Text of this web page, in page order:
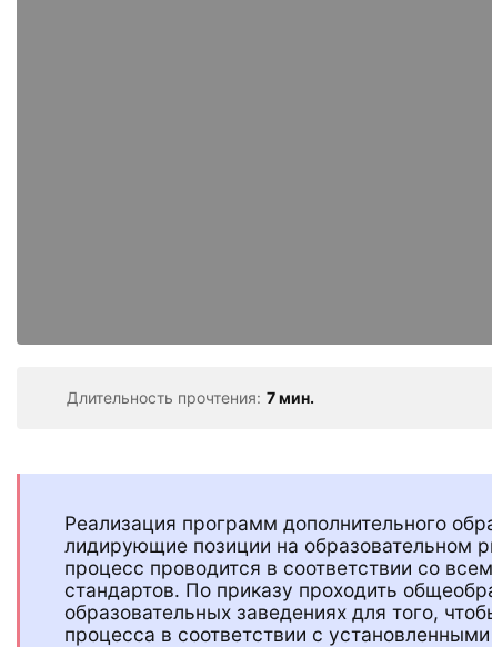
Длительность прочтения: 7 мин.
Реализация программ дополнительного
лидирующие позиции на образовательном
процесс проводится в соответствии со
стандартов. По приказу проходить
образовательных заведениях для того,
процесса в соответствии с